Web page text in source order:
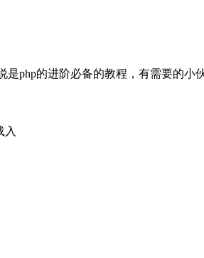
php的进阶必备的教程，有需要的小
入